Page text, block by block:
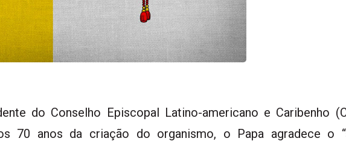
do Conselho Episcopal Latino-americano e Caribenho
70 anos da criação do organismo, o Papa agradece o